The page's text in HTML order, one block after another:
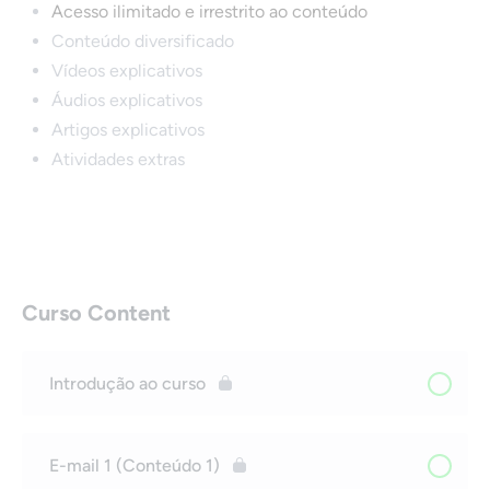
Acesso ilimitado e irrestrito ao conteúdo
Conteúdo diversificado
Vídeos explicativos
Áudios explicativos
Artigos explicativos
Atividades extras
Curso Content
Introdução ao curso
E-mail 1 (Conteúdo 1)